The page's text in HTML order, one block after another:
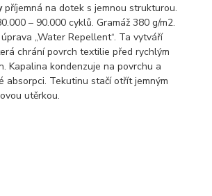
příjemná na dotek s jemnou strukturou.
– 90.000 cyklů. Gramáž 380 g/m2.
„Water Repellent“. Ta vytváří
chrání povrch textilie před rychlým
Kapalina kondenzuje na povrchu a
absorpci. Tekutinu stačí otřít jemným
utěrkou.